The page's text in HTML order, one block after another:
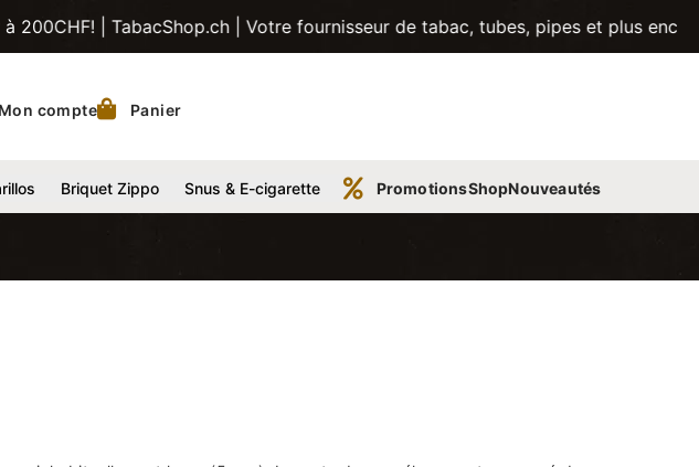
| Votre fournisseur de tabac, tubes, pipes et plus encore! |
Mon compte Panier
Briquet Zippo Snus & E-cigarette PromotionsShopNouveautés